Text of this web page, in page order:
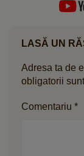
LASĂ UN
Adresa ta de
obligatorii
Comentariu *